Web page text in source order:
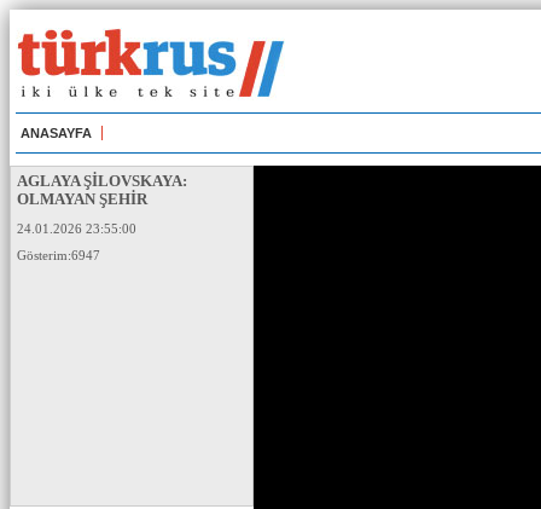
ANASAYFA
AGLAYA ŞİLOVSKAYA:
OLMAYAN ŞEHİR
24.01.2026 23:55:00
Gösterim:6947